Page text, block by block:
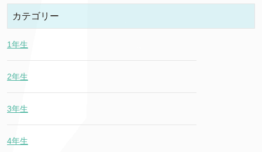
カテゴリー
1年生
2年生
3年生
4年生